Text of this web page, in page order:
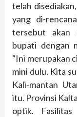
telah
yang di-
tersebut akan
bupati dengan
“Ini merupakan
mini dulu. Kita
Kali-mantan
itu. Provinsi
optik.